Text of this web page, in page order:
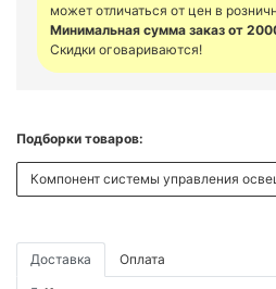
может отличаться от цен в
Минимальная сумма заказ от
Скидки оговариваются!
Подборки товаров:
Компонент системы управления
Доставка Оплата